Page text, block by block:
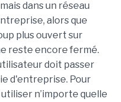
dans un réseau
alors que
plus ouvert sur
reste encore fermé.
doit passer
d'entreprise. Pour
n’importe quelle